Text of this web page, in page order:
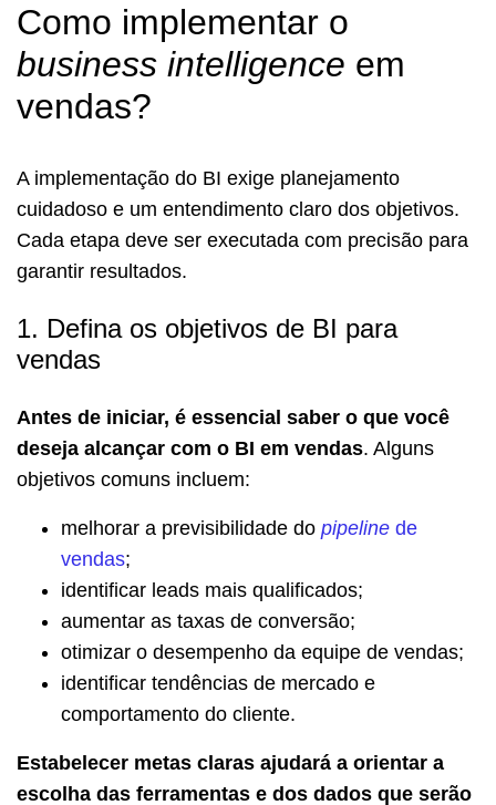
Como implementar o
business intelligence em
vendas?
A implementação do BI exige planejamento
cuidadoso e um entendimento claro dos objetivos.
Cada etapa deve ser executada com precisão para
garantir resultados.
1. Defina os objetivos de BI para
vendas
Antes de iniciar, é essencial saber o que você
deseja alcançar com o BI em vendas. Alguns
objetivos comuns incluem:
melhorar a previsibilidade do pipeline de
vendas;
identificar leads mais qualificados;
aumentar as taxas de conversão;
otimizar o desempenho da equipe de vendas;
identificar tendências de mercado e
comportamento do cliente.
Estabelecer metas claras ajudará a orientar a
escolha das ferramentas e dos dados que serão